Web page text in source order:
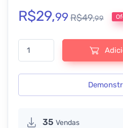
R$29,99R$49,99
WP Content Copy Protection &
35 Vendas